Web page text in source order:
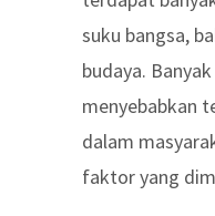
suku bangsa,
budaya.
menyebabkan
dalam
faktor yang